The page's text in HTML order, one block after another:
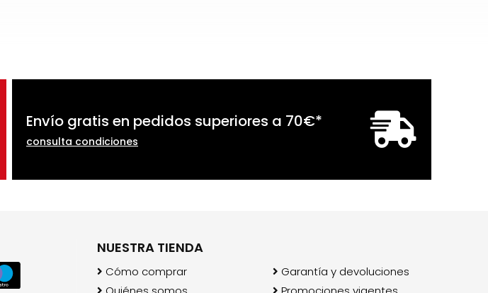
Envío gratis en pedidos superiores a 70€*
consulta condiciones
NUESTRA TIENDA
Cómo comprar
Garantía y devoluciones